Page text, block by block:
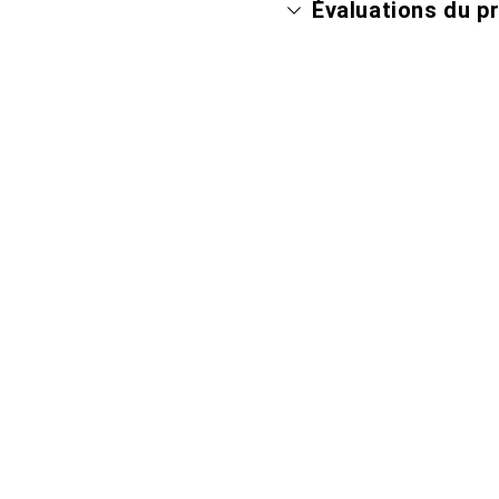
Évaluations du